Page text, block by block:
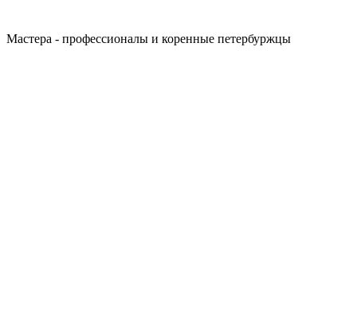
Мастера - профессионалы и коренные петербуржцы